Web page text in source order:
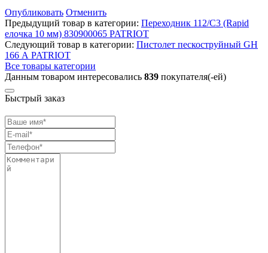
Опубликовать Отменить
Предыдущий товар в категории: Переходник 112/C3 (Rapid
елочка 10 мм) 830900065 PATRIOT
Следующий товар в категории: Пистолет пескоструйный GH
166 А PATRIOT
Все товары категории
Данным товаром интересовались 839 покупателя(-ей)
Быстрый заказ